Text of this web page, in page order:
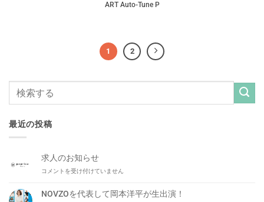
ART Auto-Tune P
1 2
最近の投稿
求人のお知らせ
求
の
コメントを受け付けていません
NOVZOを代表して岡本洋平が生出演！